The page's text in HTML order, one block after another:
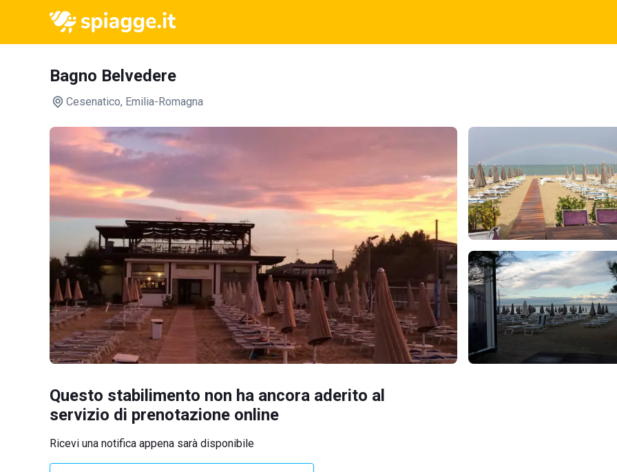
Bagno Belvedere
Cesenatico, Emilia-Romagna
Questo stabilimento non ha ancora aderito al
servizio di prenotazione online
Ricevi una notifica appena sarà disponibile